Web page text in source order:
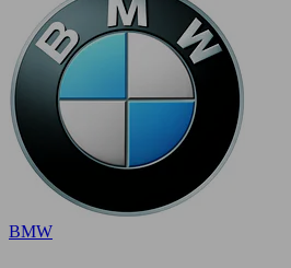
BMW